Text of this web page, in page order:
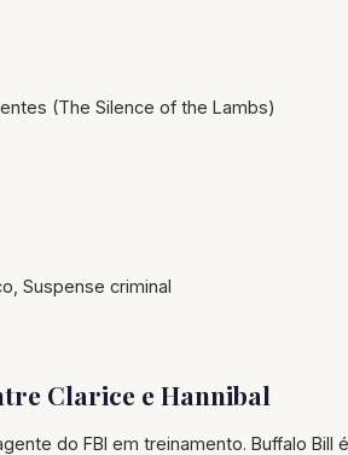
(The Silence of the Lambs)
Suspense criminal
Clarice e Hannibal
do FBI em treinamento. Buffalo Bill